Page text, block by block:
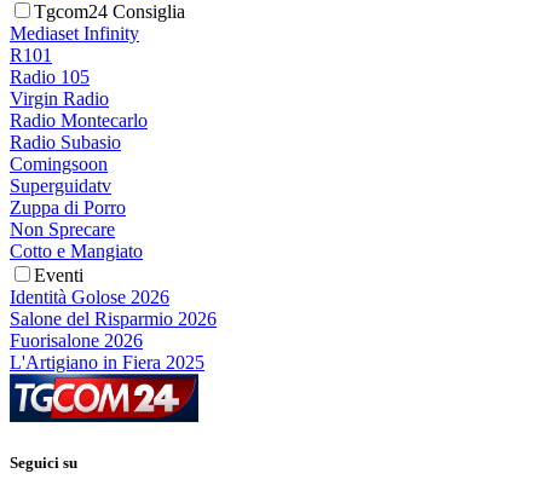
Tgcom24 Consiglia
Mediaset Infinity
R101
Radio 105
Virgin Radio
Radio Montecarlo
Radio Subasio
Comingsoon
Superguidatv
Zuppa di Porro
Non Sprecare
Cotto e Mangiato
Eventi
Identità Golose 2026
Salone del Risparmio 2026
Fuorisalone 2026
L'Artigiano in Fiera 2025
Seguici su